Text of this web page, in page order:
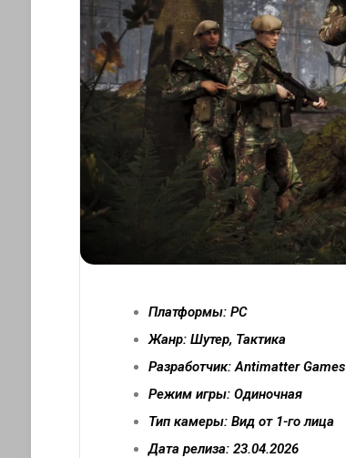
Платформы: PC
Жанр: Шутер, Тактика
Разработчик: Antimatter Games
Режим игры: Одиночная
Тип камеры: Вид от 1-го лица
Дата релиза: 23.04.2026